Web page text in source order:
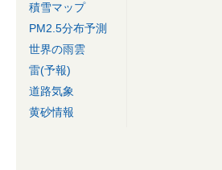
積雪マップ
PM2.5分布予測
世界の雨雲
雷(予報)
道路気象
黄砂情報